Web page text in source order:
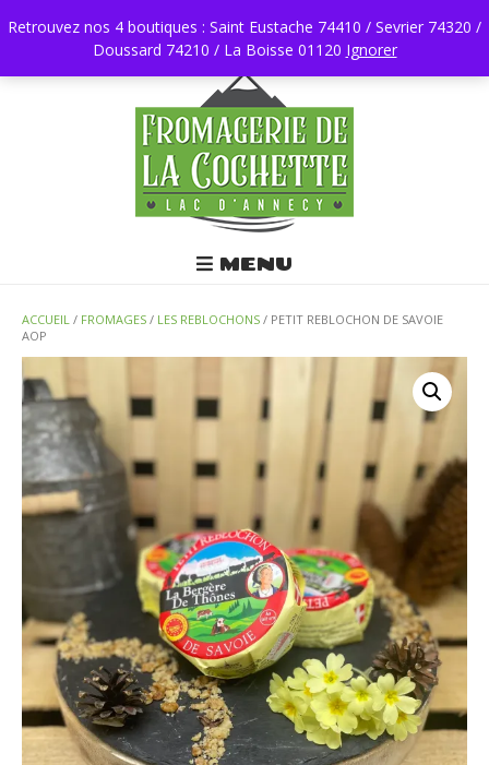
Retrouvez nos 4 boutiques : Saint Eustache 74410 / Sevrier 74320 /
Doussard 74210 / La Boisse 01120 Ignorer
0450196403
MENU
ACCUEIL / FROMAGES / LES REBLOCHONS / PETIT REBLOCHON DE SAVOIE
AOP